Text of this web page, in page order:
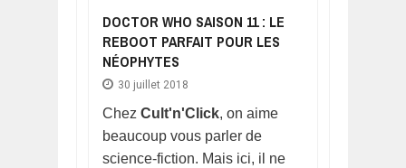
DOCTOR WHO SAISON 11 : LE
REBOOT PARFAIT POUR LES
NÉOPHYTES
30 juillet 2018
Chez Cult'n'Click, on aime
beaucoup vous parler de
science-fiction. Mais ici, il ne